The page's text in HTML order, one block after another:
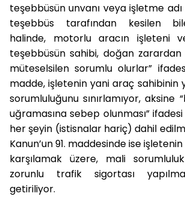
teşebbüsün unvanı veya işletme
teşebbüs tarafından kesilen
halinde, motorlu aracın işleteni
teşebbüsün sahibi, doğan
müteselsilen sorumlu olurlar”
madde, işletenin yani araç sahibinin
sorumluluğunu sınırlamıyor, aksine
uğramasına sebep olunması”
her şeyin (istisnalar hariç) dahil
Kanun’un 91. maddesinde ise
karşılamak üzere, mali
zorunlu trafik sigortası
getiriliyor.